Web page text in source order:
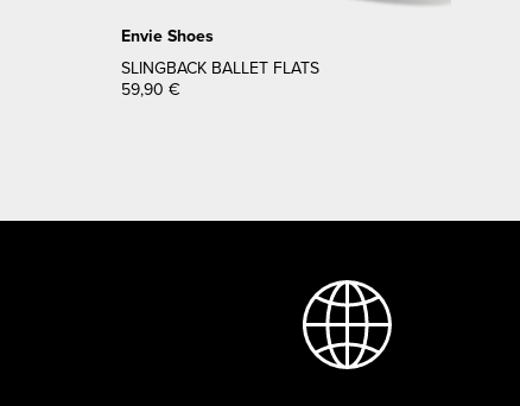
Envie Shoes
SLINGBACK BALLET FLATS
59,90 €